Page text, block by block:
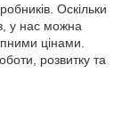
Оскільки
у нас можна
цінами.
розвитку та